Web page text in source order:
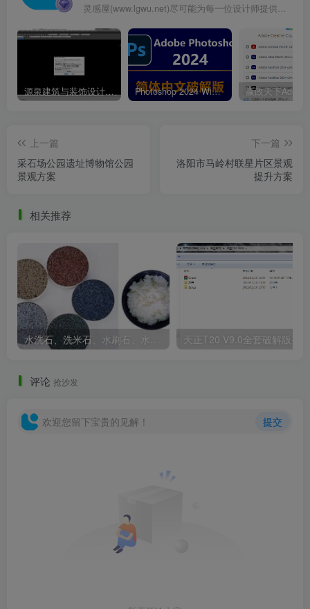
概念意向
概念意向
源泉建筑与装饰设计CAD插件工具箱（YQArch 6.7.4） Photoshop 2024 Win|Mac 简体中文破解版安装包下载及安装教程
上一篇
采石场公园遗址博物馆公园
景观方案
下一篇
洛阳市马岭村联星片区景观
提升方案
相关推荐
评论 抢沙发
欢迎您留下宝贵的见解！ 提交